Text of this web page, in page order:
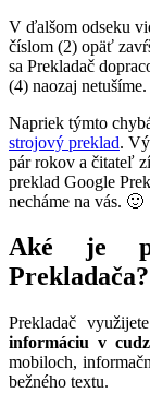
V ďalšom odseku
číslom (2) opäť
sa Prekladač
(4) naozaj netušíme.
Napriek týmto
strojový preklad.
pár rokov a čitateľ
preklad Google
necháme na vás. 🙂
Aké je
Prekladača?
Prekladač
informáciu v
mobiloch,
bežného textu.